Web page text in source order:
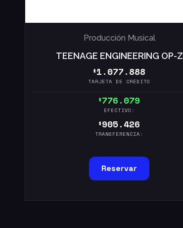
Producción Musical
TEENAGE ENGINEERING OP-Z
$1.077.888
TARJETA DE CRÉDITO
$776.079
EFECTIVO:
$905.426
TRANSFERENCIA:
Reservar